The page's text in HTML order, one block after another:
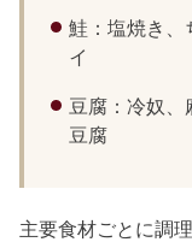
鮭：塩焼き、
イ
豆腐：冷奴、
豆腐
主要食材ごとに調